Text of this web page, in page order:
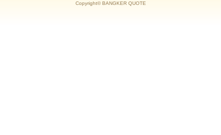
Copyright© BANGKER QUOTE